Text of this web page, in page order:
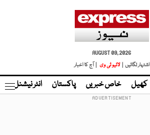
AUGUST 09, 2026
اشتہار لگائیں |
لائیو ٹی وی | آج کا اخبار
کھیل خاص خبریں پاکستان انٹر نیشنل